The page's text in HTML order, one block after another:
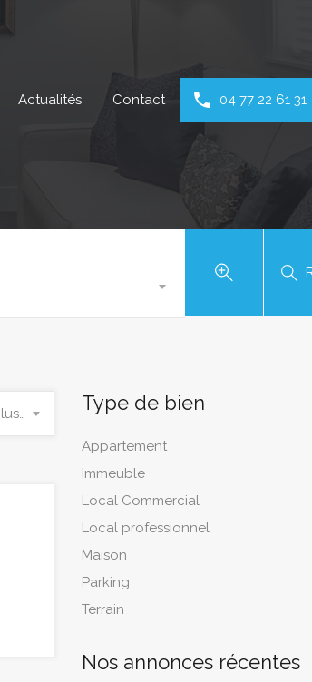
Actualités Contact 04 77 22 61 31
Du plus récent au plus ancien Type de bien
Appartement
Immeuble
Local Commercial
Local professionnel
Maison
Parking
Terrain
Nos annonces récentes